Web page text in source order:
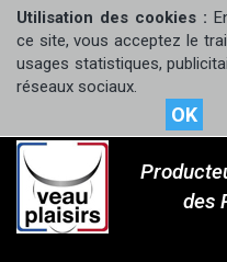
Utilisation des cookies :
ce site, vous acceptez le
usages statistiques,
réseaux sociaux.
OK
des